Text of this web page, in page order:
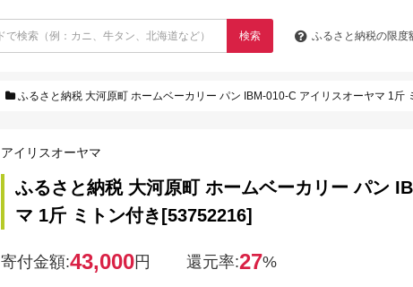
検索 ふるさと納税の限度
ふるさと納税 大河原町 ホームベーカリー パン IBM-010-C アイリスオーヤマ 1斤
アイリスオーヤマ
ふるさと納税 大河原町 ホームベーカリー パン
マ 1斤 ミトン付き[53752216]
寄付金額:43,000円 還元率:27%